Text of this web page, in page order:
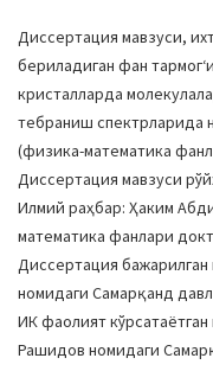
Диссертация мавзуси,
бериладиган фан
кристалларда
тебраниш спектрларида
(физика-математика
Диссертация мавзуси
Илмий раҳбар: Ҳаким
математика фанлари
Диссертация
номидаги Самарқанд
ИК фаолият
Рашидов номидаги